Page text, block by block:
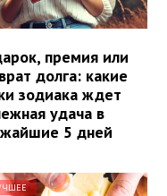
премия или
долга: какие
зодиака ждет
удача в
5 дней